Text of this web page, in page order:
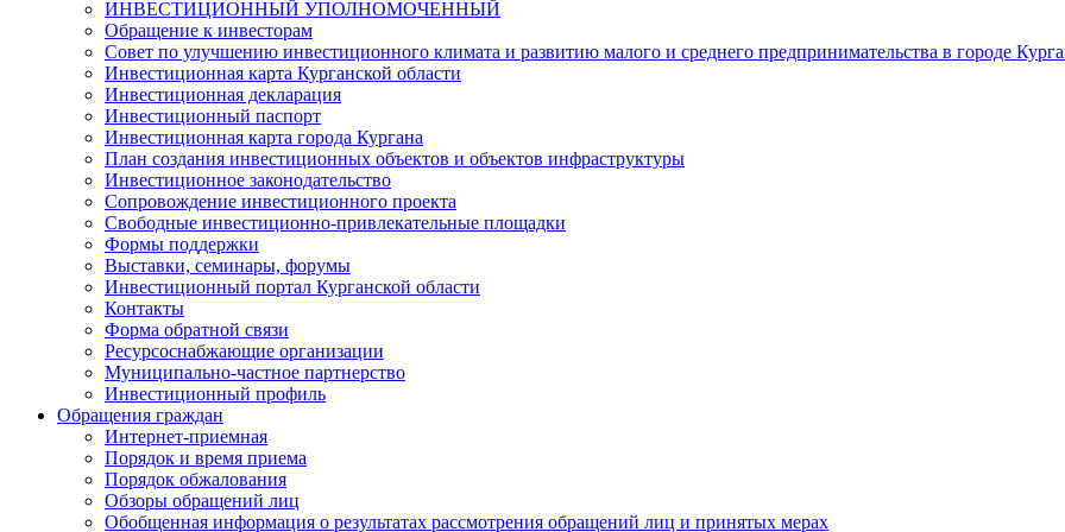
ИНВЕСТИЦИОННЫЙ УПОЛНОМОЧЕННЫЙ
Обращение к инвесторам
Совет по улучшению инвестиционного климата и развитию малого и среднего предпринимательства в городе
Инвестиционная карта Курганской области
Инвестиционная декларация
Инвестиционный паспорт
Инвестиционная карта города Кургана
План создания инвестиционных объектов и объектов инфраструктуры
Инвестиционное законодательство
Сопровождение инвестиционного проекта
Свободные инвестиционно-привлекательные площадки
Формы поддержки
Выставки, семинары, форумы
Инвестиционный портал Курганской области
Контакты
Форма обратной связи
Ресурсоснабжающие организации
Муниципально-частное партнерство
Инвестиционный профиль
Обращения граждан
Интернет-приемная
Порядок и время приема
Порядок обжалования
Обзоры обращений лиц
Обобщенная информация о результатах рассмотрения обращений лиц и принятых мерах